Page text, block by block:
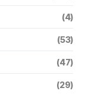
(4)
(53)
(47)
(29)